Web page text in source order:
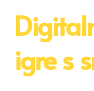
igre s